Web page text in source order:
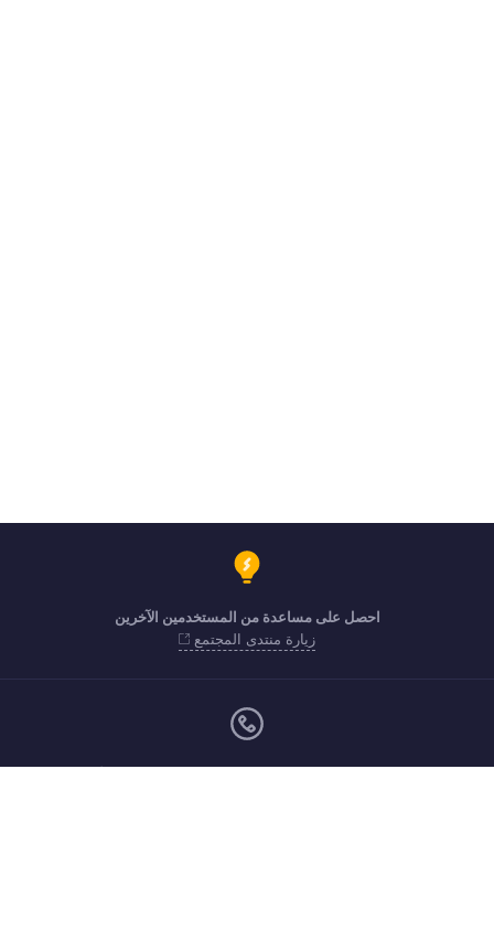
احصل على مساعدة من المستخدمين الآخرين
زيارة منتدى المجتمع
من الاثنين إلى الجمعة (9:00 صباحًا حتى 7:00 مساءً)